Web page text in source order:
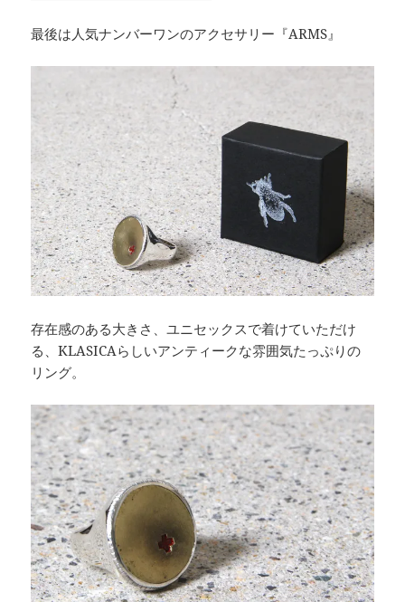
最後は人気ナンバーワンのアクセサリー『ARMS』
存在感のある大きさ、ユニセックスで着けていただけ
る、KLASICAらしいアンティークな雰囲気たっぷりの
リング。